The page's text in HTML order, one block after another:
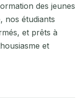
des jeunes
nos étudiants
et prêts à
et